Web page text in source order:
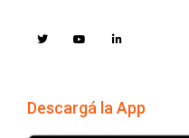
Descargá la App